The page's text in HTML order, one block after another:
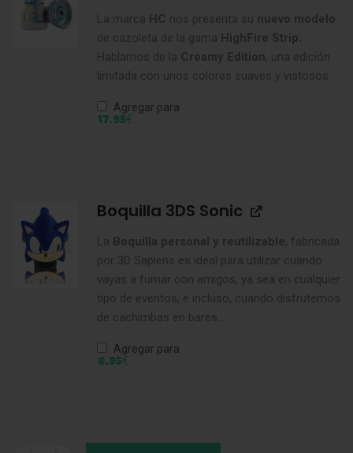
La marca HC nos presenta su nuevo modelo
de cazoleta de la gama HighFire Strip.
Hablamos de la Creamy Edition, una edición
limitada con unos colores suaves y vistosos.
Agregar para
17,95€
Boquilla 3DS Sonic
La Boquilla personal y reutilizable, fabricada
por 3D Sapiens es ideal para utilizar cuando
vayas a fumar con amigos, ya sea en cualquier
tipo de eventos, e incluso, cuando disfrutemos
de cachimbas en bares...
Agregar para
8,95€